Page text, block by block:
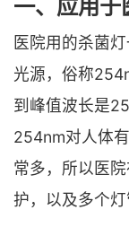
一、应用于
医院用的杀菌
光源，俗称
到峰值波长是
254nm对人体
常多，所以医
护，以及多个灯